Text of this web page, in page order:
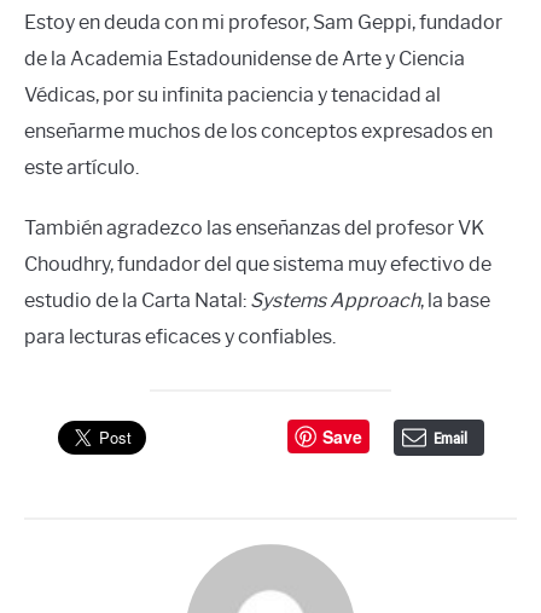
Estoy en deuda con mi profesor, Sam Geppi, fundador
de la Academia Estadounidense de Arte y Ciencia
Védicas, por su infinita paciencia y tenacidad al
enseñarme muchos de los conceptos expresados en
este artículo.
También agradezco las enseñanzas del profesor VK
Choudhry, fundador del que sistema muy efectivo de
estudio de la Carta Natal: Systems Approach, la base
para lecturas eficaces y confiables.
Save Email